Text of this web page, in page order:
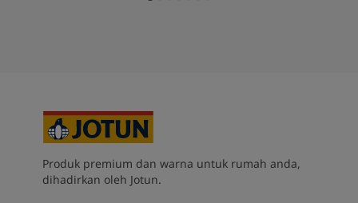
Produk premium dan warna untuk rumah anda,
dihadirkan oleh Jotun.